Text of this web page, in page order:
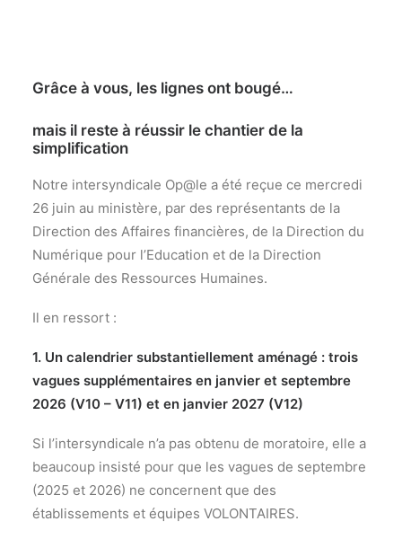
Grâce à vous, les lignes ont bougé…
mais il reste à réussir le chantier de la
simplification
Notre intersyndicale Op@le a été reçue ce mercredi
26 juin au ministère, par des représentants de la
Direction des Affaires financières, de la Direction du
Numérique pour l’Education et de la Direction
Générale des Ressources Humaines.
Il en ressort :
1. Un calendrier substantiellement aménagé : trois
vagues supplémentaires en janvier et septembre
2026 (V10 – V11) et en janvier 2027 (V12)
Si l’intersyndicale n’a pas obtenu de moratoire, elle a
beaucoup insisté pour que les vagues de septembre
(2025 et 2026) ne concernent que des
établissements et équipes VOLONTAIRES.